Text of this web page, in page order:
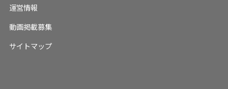
運営情報
動画掲載募集
サイトマップ